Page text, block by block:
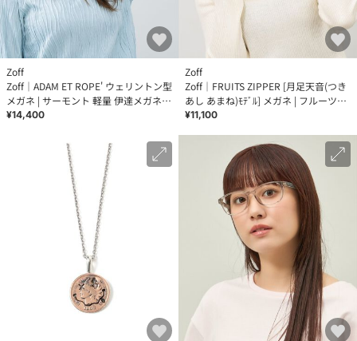
Zoff
Zoff｜ADAM ET ROPE' ウェリントン型
メガネ | サーモント 軽量 伊達メガネ
おしゃれ レンズ交換券付
¥14,400
Zoff
Zoff｜FRUITS ZIPPER [月足天音(つき
あし あまね)ﾓﾃﾞﾙ] メガネ | フルーツジ
ッパー 眼鏡 レンズ交換券付
¥11,100